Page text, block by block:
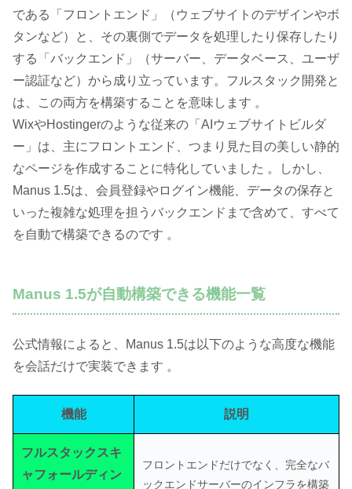
である「フロントエンド」（ウェブサイトのデザインやボ
タンなど）と、その裏側でデータを処理したり保存したり
する「バックエンド」（サーバー、データベース、ユーザ
ー認証など）から成り立っています。フルスタック開発と
は、この両方を構築することを意味します 。
WixやHostingerのような従来の「AIウェブサイトビルダ
ー」は、主にフロントエンド、つまり見た目の美しい静的
なページを作成することに特化していました 。しかし、
Manus 1.5は、会員登録やログイン機能、データの保存と
いった複雑な処理を担うバックエンドまで含めて、すべて
を自動で構築できるのです 。
Manus 1.5が自動構築できる機能一覧
公式情報によると、Manus 1.5は以下のような高度な機能
を会話だけで実装できます 。
機能 説明
フルスタックスキ
ャフォールディン
フロントエンドだけでなく、完全なバ
ックエンドサーバーのインフラを構築